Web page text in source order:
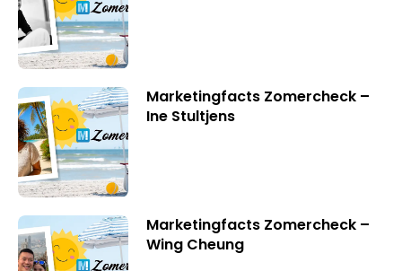
Marketingfacts Zomercheck –
Ine Stultjens
Marketingfacts Zomercheck –
Wing Cheung